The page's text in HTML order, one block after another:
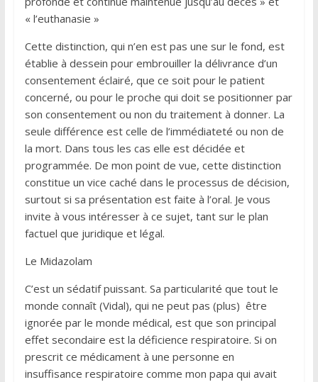
« l’euthanasie »
Cette distinction, qui n’en est pas une sur le fond, est
établie à dessein pour embrouiller la délivrance d’un
consentement éclairé, que ce soit pour le patient
concerné, ou pour le proche qui doit se positionner par
son consentement ou non du traitement à donner. La
seule différence est celle de l’immédiateté ou non de
la mort. Dans tous les cas elle est décidée et
programmée. De mon point de vue, cette distinction
constitue un vice caché dans le processus de décision,
surtout si sa présentation est faite à l’oral. Je vous
invite à vous intéresser à ce sujet, tant sur le plan
factuel que juridique et légal.
Le Midazolam
C’est un sédatif puissant. Sa particularité que tout le
monde connaît (Vidal), qui ne peut pas (plus) être
ignorée par le monde médical, est que son principal
effet secondaire est la déficience respiratoire. Si on
prescrit ce médicament à une personne en
insuffisance respiratoire comme mon papa qui avait